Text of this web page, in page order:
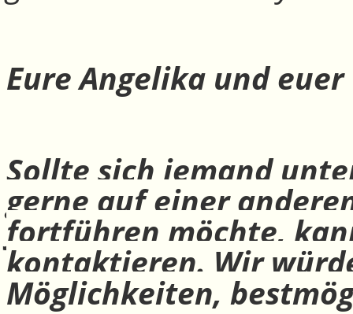
Eure Angelika und
Sollte sich jemand
gerne auf einer
fortführen möchte,
kontaktieren. Wir
Möglichkeiten,